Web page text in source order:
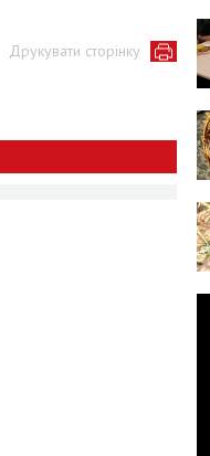
Друкувати сторінку